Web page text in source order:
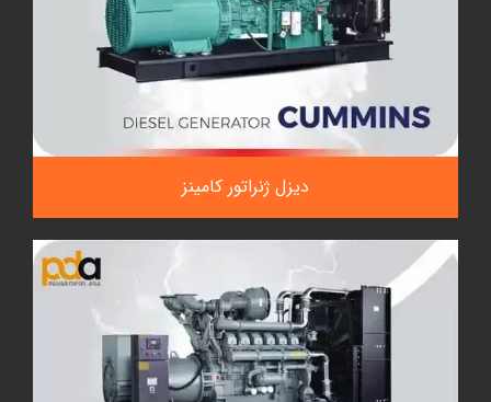
دیزل ژنراتور کامینز